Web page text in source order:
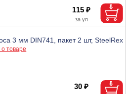
115 ₽
3 мм DIN741, пакет 2 шт, SteelRex
товаре
30 ₽